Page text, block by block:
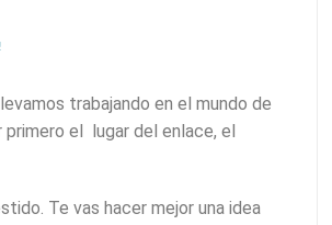
trabajando en el mundo de
el lugar del enlace, el
Te vas hacer mejor una idea